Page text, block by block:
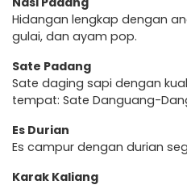
Hidangan lengkap dengan
gulai, dan ayam pop.
Sate Padang
Sate daging sapi dengan
tempat: Sate Danguang-
Es Durian
Es campur dengan durian
Karak Kaliang